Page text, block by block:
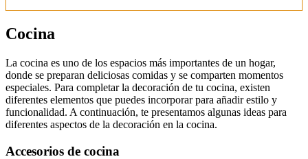
Cocina
La cocina es uno de los espacios más importantes de un hogar,
donde se preparan deliciosas comidas y se comparten momentos
especiales. Para completar la decoración de tu cocina, existen
diferentes elementos que puedes incorporar para añadir estilo y
funcionalidad. A continuación, te presentamos algunas ideas para
diferentes aspectos de la decoración en la cocina.
Accesorios de cocina